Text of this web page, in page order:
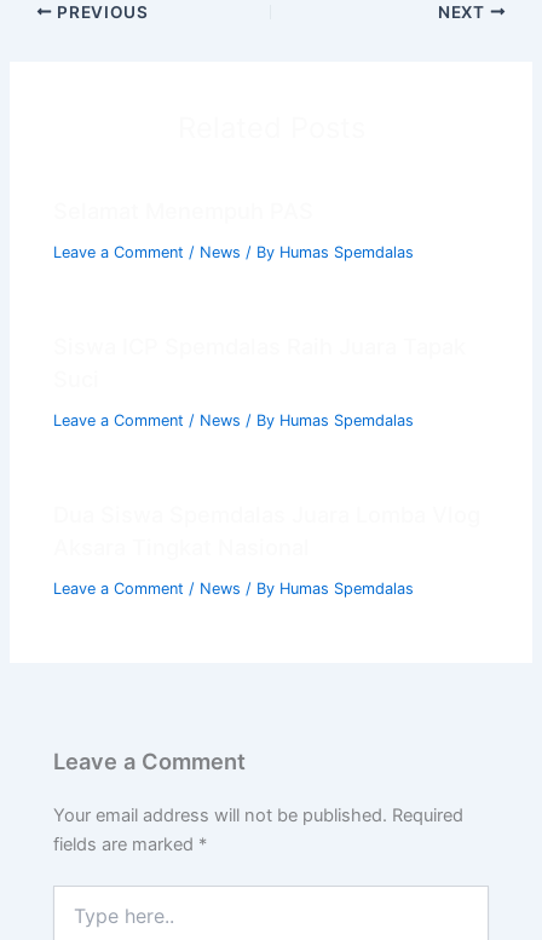
PREVIOUS NEXT
Leave a Comment / News / By Humas Spemdalas
Leave a Comment / News / By Humas Spemdalas
Leave a Comment / News / By Humas Spemdalas
Leave a Comment
Your email address will not be published. Required
fields are marked *
here..